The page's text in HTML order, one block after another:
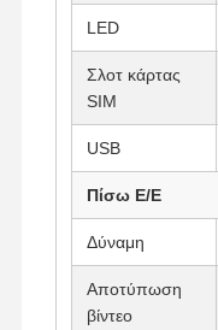
Ποιοτικός
Έλεγχος
Φάιργουολ Μίνι PC
Βιομηχανικό μίνι PC
Υπολογιστής Rack
POE Mini PC
LED
Σλοτ κάρτας
SIM
USB
Πίσω Ε/Ε
Δύναμη
Αποτύπωση
βίντεο